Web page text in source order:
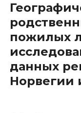
пожилых
данных
Норвегии